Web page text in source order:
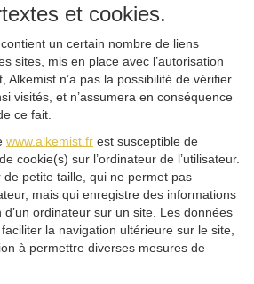
et cookies.
contient un certain nombre de liens
sites, mis en place avec l’autorisation
Alkemist n’a pas la possibilité de vérifier
visités, et n’assumera en conséquence
ce fait.
www.alkemist.fr est susceptible de
cookie(s) sur l’ordinateur de l’utilisateur.
de petite taille, qui ne permet pas
mais qui enregistre des informations
ordinateur sur un site. Les données
la navigation ultérieure sur le site,
à permettre diverses mesures de